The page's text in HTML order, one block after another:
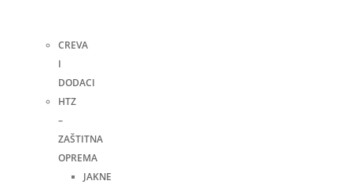
CREVA
I
DODACI
HTZ
–
ZAŠTITNA
OPREMA
JAKNE